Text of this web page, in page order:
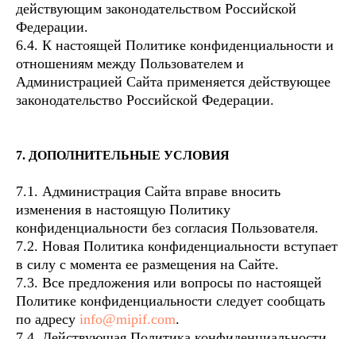
действующим законодательством Российской
Федерации.
6.4. К настоящей Политике конфиденциальности и
отношениям между Пользователем и
Администрацией Сайта применяется действующее
законодательство Российской Федерации.
7. ДОПОЛНИТЕЛЬНЫЕ УСЛОВИЯ
7.1. Администрация Сайта вправе вносить
изменения в настоящую Политику
конфиденциальности без согласия Пользователя.
7.2. Новая Политика конфиденциальности вступает
в силу с момента ее размещения на Сайте.
7.3. Все предложения или вопросы по настоящей
Политике конфиденциальности следует сообщать
по адресу info@mipif.com.